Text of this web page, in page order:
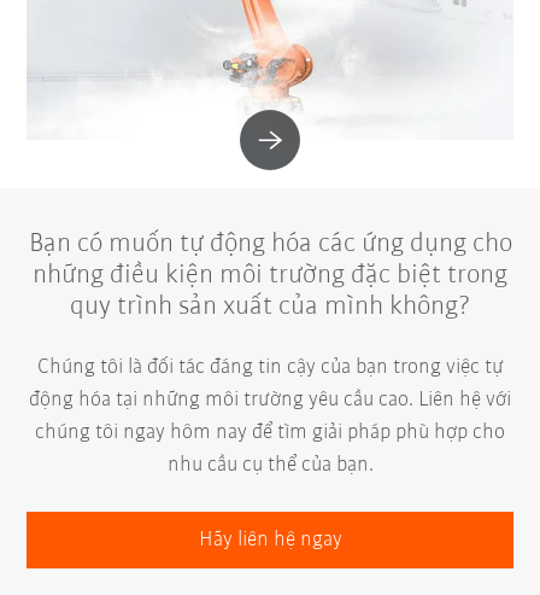
Bạn có muốn tự động hóa các ứng dụng cho
những điều kiện môi trường đặc biệt trong
quy trình sản xuất của mình không?
Chúng tôi là đối tác đáng tin cậy của bạn trong việc tự
động hóa tại những môi trường yêu cầu cao. Liên hệ với
chúng tôi ngay hôm nay để tìm giải pháp phù hợp cho
nhu cầu cụ thể của bạn.
Hãy liên hệ ngay